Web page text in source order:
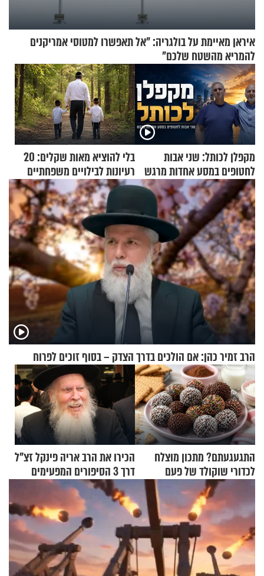
איראן מאיימת על בולגריה: "אל תאפשרו למטוסי אמריקנים
להמריא מהשטח שלכם"
מקפלן לכותל: שני אבות
לחטופים במסע אחדות מרגש
בלי להוציא מאות שקלים: 20
רעיונות לבילויים משפחתיים
כמעט בחינם
הרב זמיר כהן: אם הולכים בדרך הצדק – בסוף זוכים לפרוח
התגעגעתם? מתכון מוצלח
לכדורי שוקולד של פעם
הכירו את הרב אריה פינקל זצ"ל
דרך 3 הסיפורים המפעימים
האלה